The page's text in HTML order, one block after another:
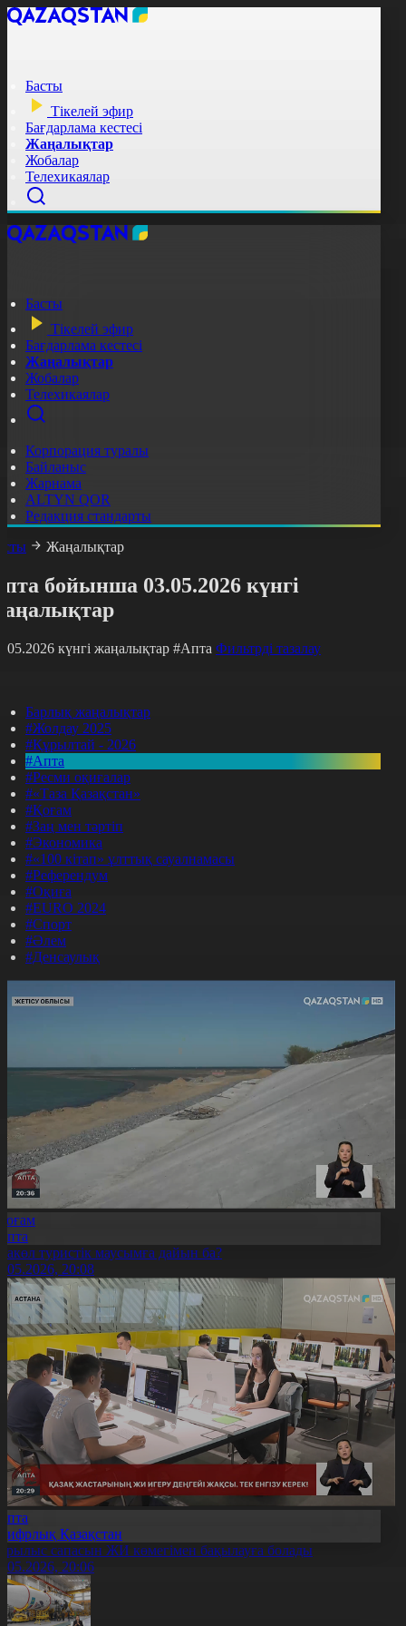
Басты
Тікелей эфир
Бағдарлама кестесі
Жаңалықтар
Жобалар
Телехикаялар
Басты
Тікелей эфир
Бағдарлама кестесі
Жаңалықтар
Жобалар
Телехикаялар
Корпорация туралы
Байланыс
Жарнама
ALTYN QOR
Редакция стандарты
Жаңалықтар
бойынша 03.05.2026 күнгі
күнгі жаңалықтар #Апта Фильтрді тазалау
Барлық жаңалықтар
#Жолдау 2025
#Құрылтай - 2026
#Апта
#Ресми оқиғалар
#«Таза Қазақстан»
#Қоғам
#Заң мен тәртіп
#Экономика
#«100 кітап» ұлттық сауалнамасы
#Референдум
#Оқиға
#EURO 2024
#Спорт
#Әлем
#Денсаулық
туристік маусымға дайын ба?
20:08
Қазақстан
сапасын ЖИ көмегімен бақылауға болады
20:06